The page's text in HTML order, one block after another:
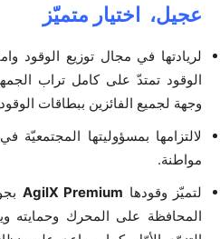
عجيل، اختيار متميّز
لريادتها في مجال توزيع الوقود
الوقود تمتدّ على كامل تراب
وجهة لجميع الفائزين ببطاقات
لالتزامها بمسؤوليتها المجتمعيّة
مواطنة.
لتميّز وقودها AgilX Premium
المحافظة على المحرك وحمايته